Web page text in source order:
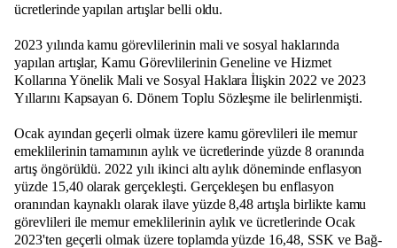
ücretlerinde yapılan artışlar belli oldu.
2023 yılında kamu görevlilerinin mali ve sosyal haklarında
yapılan artışlar, Kamu Görevlilerinin Geneline ve Hizmet
Kollarına Yönelik Mali ve Sosyal Haklara İlişkin 2022 ve 2023
Yıllarını Kapsayan 6. Dönem Toplu Sözleşme ile belirlenmişti.
Ocak ayından geçerli olmak üzere kamu görevlileri ile memur
emeklilerinin tamamının aylık ve ücretlerinde yüzde 8 oranında
artış öngörüldü. 2022 yılı ikinci altı aylık döneminde enflasyon
yüzde 15,40 olarak gerçekleşti. Gerçekleşen bu enflasyon
oranından kaynaklı olarak ilave yüzde 8,48 artışla birlikte kamu
görevlileri ile memur emeklilerinin aylık ve ücretlerinde Ocak
2023'ten geçerli olmak üzere toplamda yüzde 16,48, SSK ve Bağ-